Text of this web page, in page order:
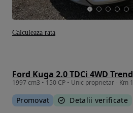
Ford Kuga 2.0 TDCi 4WD Trend
Promovat Detalii verificate
Calculeaza rata